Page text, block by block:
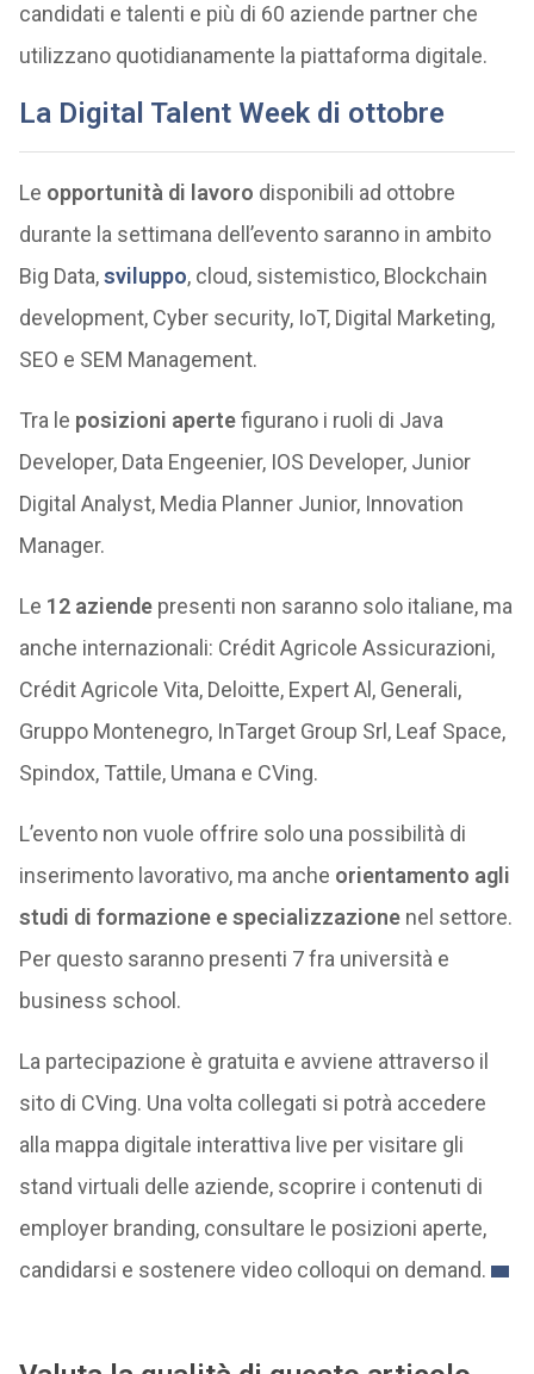
candidati e talenti e più di 60 aziende partner che
utilizzano quotidianamente la piattaforma digitale.
La Digital Talent Week di ottobre
Le opportunità di lavoro disponibili ad ottobre
durante la settimana dell’evento saranno in ambito
Big Data,sviluppo, cloud, sistemistico, Blockchain
development, Cyber security, IoT, Digital Marketing,
SEO e SEM Management.
Tra le posizioni apertefigurano i ruoli di Java
Developer, Data Engeenier, IOS Developer, Junior
Digital Analyst, Media Planner Junior, Innovation
Manager.
Le 12 aziendepresenti non saranno solo italiane, ma
anche internazionali: Crédit Agricole Assicurazioni,
Crédit Agricole Vita, Deloitte, Expert Al, Generali,
Gruppo Montenegro, InTarget Group Srl, Leaf Space,
Spindox, Tattile, Umana e CVing.
L’evento non vuole offrire solo una possibilità di
inserimento lavorativo, ma anche orientamento agli
studi di formazione e specializzazionenel settore.
Per questo saranno presenti 7 fra università e
business school.
La partecipazione è gratuita e avviene attraverso il
sito di CVing. Una volta collegati si potrà accedere
alla mappa digitale interattiva live per visitare gli
stand virtuali delle aziende, scoprire i contenuti di
employer branding, consultare le posizioni aperte,
candidarsi e sostenere video colloqui on demand.